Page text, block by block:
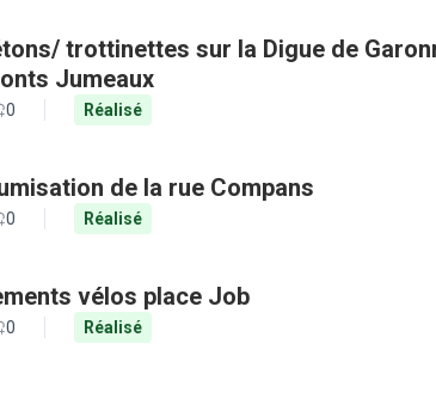
trottinettes sur la Digue de
Jumeaux
0 Réalisé
de la rue Compans
0 Réalisé
vélos place Job
0 Réalisé